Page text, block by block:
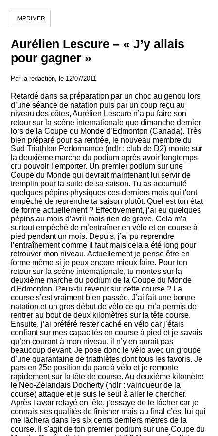
IMPRIMER
Aurélien Lescure – « J’y allais
pour gagner »
Par la rédaction, le 12/07/2011
Retardé dans sa préparation par un choc au genou lors
d’une séance de natation puis par un coup reçu au
niveau des côtes, Aurélien Lescure n’a pu faire son
retour sur la scène internationale que dimanche dernier
lors de la Coupe du Monde d’Edmonton (Canada). Très
bien préparé pour sa rentrée, le nouveau membre du
Sud Triathlon Performance (ndlr : club de D2) monte sur
la deuxième marche du podium après avoir longtemps
cru pouvoir l’emporter. Un premier podium sur une
Coupe du Monde qui devrait maintenant lui servir de
tremplin pour la suite de sa saison. Tu as accumulé
quelques pépins physiques ces derniers mois qui t'ont
empêché de reprendre ta saison plutôt. Quel est ton état
de forme actuellement ? Effectivement, j’ai eu quelques
pépins au mois d’avril mais rien de grave. Cela m’a
surtout empêché de m’entraîner en vélo et en course à
pied pendant un mois. Depuis, j’ai pu reprendre
l’entraînement comme il faut mais cela a été long pour
retrouver mon niveau. Actuellement je pense être en
forme même si je peux encore mieux faire. Pour ton
retour sur la scène internationale, tu montes sur la
deuxième marche du podium de la Coupe du Monde
d'Edmonton. Peux-tu revenir sur cette course ? La
course s’est vraiment bien passée. J’ai fait une bonne
natation et un gros début de vélo ce qui m’a permis de
rentrer au bout de deux kilomètres sur la tête course.
Ensuite, j’ai préféré rester caché en vélo car j’étais
confiant sur mes capacités en course à pied et je savais
qu’en courant à mon niveau, il n’y en aurait pas
beaucoup devant. Je pose donc le vélo avec un groupe
d’une quarantaine de triathlètes dont tous les favoris. Je
pars en 25e position du parc à vélo et je remonte
rapidement sur la tête de course. Au deuxième kilomètre
le Néo-Zélandais Docherty (ndlr : vainqueur de la
course) attaque et je suis le seul à aller le chercher.
Après l’avoir relayé en tête, j’essaye de le lâcher car je
connais ses qualités de finisher mais au final c’est lui qui
me lâchera dans les six cents derniers mètres de la
course. Il s'agit de ton premier podium sur une Coupe du